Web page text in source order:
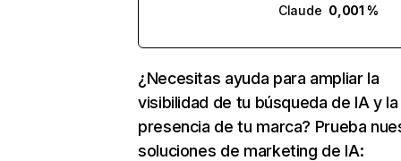
Claude 0,001 %
¿Necesitas ayuda para ampliar la
visibilidad de tu búsqueda de IA y la
presencia de tu marca? Prueba
soluciones de marketing de IA: